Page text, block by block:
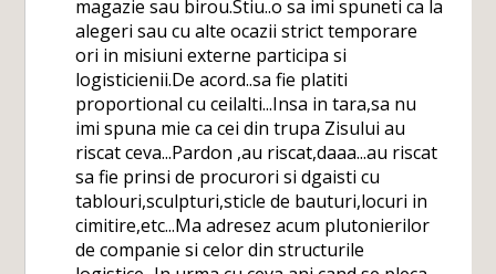
magazie sau birou.Stiu..o sa imi spuneti ca la
alegeri sau cu alte ocazii strict temporare
ori in misiuni externe participa si
logisticienii.De acord..sa fie platiti
proportional cu ceilalti...Insa in tara,sa nu
imi spuna mie ca cei din trupa Zisului au
riscat ceva...Pardon ,au riscat,daaa...au riscat
sa fie prinsi de procurori si dgaisti cu
tablouri,sculpturi,sticle de bauturi,locuri in
cimitire,etc...Ma adresez acum plutonierilor
de companie si celor din structurile